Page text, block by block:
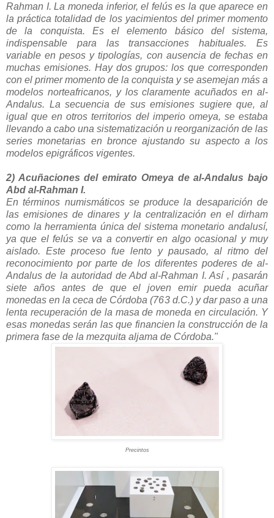
Rahman I.La moneda inferior, el felús es la que aparece en
la práctica totalidad de los yacimientos del primer momento
de la conquista. Es el elemento básico del sistema,
indispensable para las transacciones habituales. Es
variable en pesos y tipologías, con ausencia de fechas en
muchas emisiones. Hay dos grupos: los que corresponden
con el primer momento de la conquista y se asemejan más a
modelos norteafricanos, y los claramente acuñados en al-
Andalus. La secuencia de sus emisiones sugiere que, al
igual que en otros territorios del imperio omeya, se estaba
llevando a cabo una sistematización u reorganización de las
series monetarias en bronce ajustando su aspecto a los
modelos epigráficos vigentes.
2) Acuñaciones del emirato Omeya de al-Andalus bajo
Abd al-Rahman I.
En términos numismáticos se produce la desaparición de
las emisiones de dinares y la centralización en el dirham
como la herramienta única del sistema monetario andalusí,
ya que el felús se va a convertir en algo ocasional y muy
aislado.Este proceso fue lento y pausado, al ritmo del
reconocimiento por parte de los diferentes poderes de al-
Andalus de la autoridad de Abd al-Rahman I. Así , pasarán
siete años antes de que el joven emir pueda acuñar
monedas en la ceca de Córdoba (763 d.C.) y dar paso a una
lenta recuperación de la masa de moneda en circulación. Y
esas monedas serán las que financien la construcción de la
primera fase de la mezquita aljama de Córdoba."
Precintos